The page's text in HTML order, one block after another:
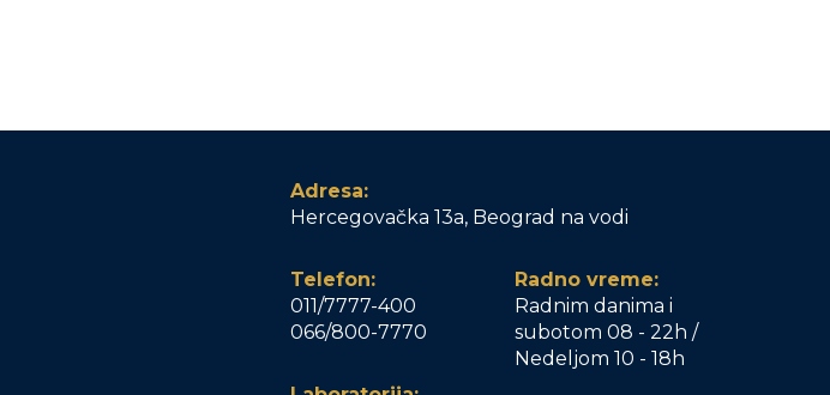
Adresa:
Hercegovačka 13a, Beograd na vodi
Telefon:
011/7777-400
066/800-7770
Radno vreme:
Radnim danima i
subotom 08 - 22h /
Nedeljom 10 - 18h